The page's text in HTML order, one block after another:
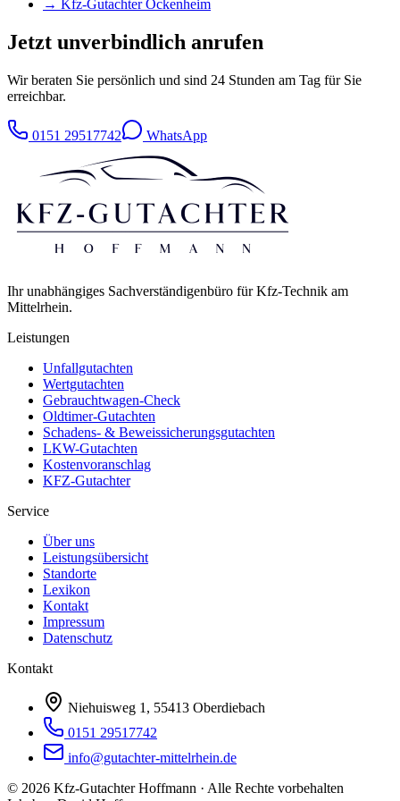
→ Kfz-GutachterOckenheim
Jetzt unverbindlich anrufen
Wir beraten Sie persönlich und sind 24 Stunden am Tag für Sie
erreichbar.
0151 29517742 WhatsApp
Ihr unabhängiges Sachverständigenbüro für Kfz-Technik am
Mittelrhein.
Leistungen
Unfallgutachten
Wertgutachten
Gebrauchtwagen-Check
Oldtimer-Gutachten
Schadens- & Beweissicherungsgutachten
LKW-Gutachten
Kostenvoranschlag
KFZ-Gutachter
Service
Über uns
Leistungsübersicht
Standorte
Lexikon
Kontakt
Impressum
Datenschutz
Kontakt
Niehuisweg 1, 55413 Oberdiebach
0151 29517742
info@gutachter-mittelrhein.de
© 2026 Kfz-Gutachter Hoffmann · Alle Rechte vorbehalten